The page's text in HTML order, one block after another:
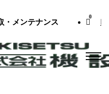
・メンテナンス
0